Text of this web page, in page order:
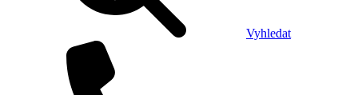
Vyhledat